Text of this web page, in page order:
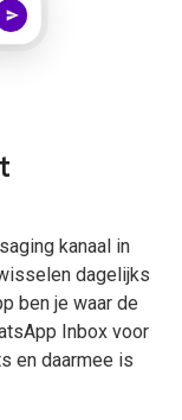
kanaal in
dagelijks
ben je waar de
Inbox voor
en daarmee is